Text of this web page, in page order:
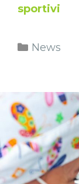
sportivi
News